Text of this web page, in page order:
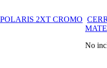
MATE
No